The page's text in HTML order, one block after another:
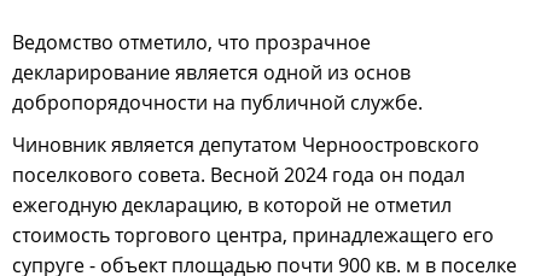
Ведомство отметило, что прозрачное
декларирование является одной из основ
добропорядочности на публичной службе.
Чиновник является депутатом Черноостровского
поселкового совета. Весной 2024 года он подал
ежегодную декларацию, в которой не отметил
стоимость торгового центра, принадлежащего его
супруге - объект площадью почти 900 кв. м в поселке